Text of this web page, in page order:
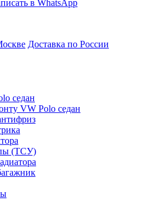
в WhatsApp
Доставка по России
седан
VW Polo седан
(ТСУ)